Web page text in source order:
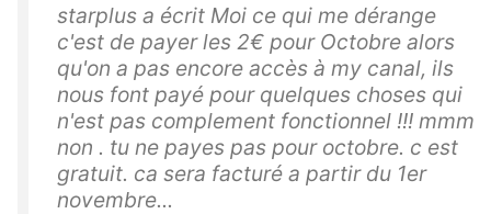
starplus a écrit Moi ce qui me dérange
c'est de payer les 2€ pour Octobre alors
qu'on a pas encore accès à my canal, ils
nous font payé pour quelques choses qui
n'est pas complement fonctionnel !!! mmm
non . tu ne payes pas pour octobre. c est
gratuit. ca sera facturé a partir du 1er
novembre...